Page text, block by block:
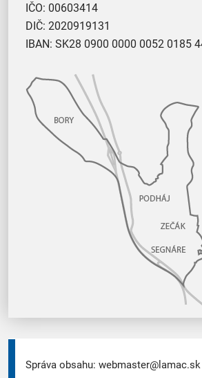
IČO: 00603414
DIČ: 2020919131
IBAN: SK28 0900 0000 0052 0185
Správa obsahu: webmaster@lamac.sk